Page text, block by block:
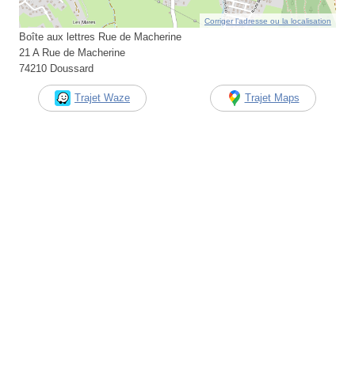
Corriger l’adresse ou la localisation
Boîte aux lettres Rue de Macherine
21 A Rue de Macherine
74210 Doussard
Trajet Waze Trajet Maps